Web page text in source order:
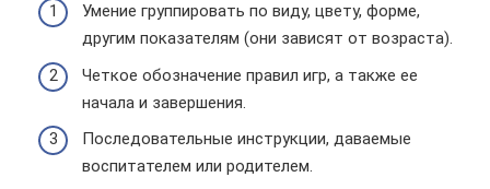
Умение группировать по виду, цвету, форме,
другим показателям (они зависят от возраста).
Четкое обозначение правил игр, а также ее
начала и завершения.
Последовательные инструкции, даваемые
воспитателем или родителем.